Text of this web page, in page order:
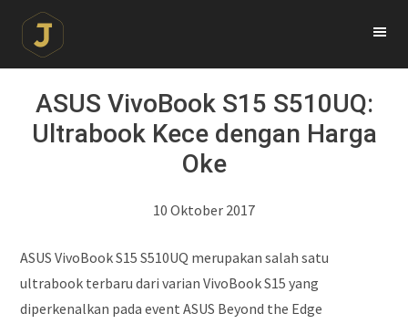
ASUS VivoBook S15 S510UQ:
Ultrabook Kece dengan Harga
Oke
10 Oktober 2017
ASUS VivoBook S15 S510UQ merupakan salah satu
ultrabook terbaru dari varian VivoBook S15 yang
diperkenalkan pada event ASUS Beyond the Edge